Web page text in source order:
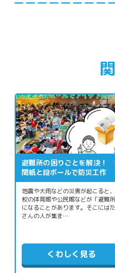
避難所の困りごとを解決！
聞紙と段ボールで防災工作
地震や大雨などの災害が起こると
校の体育館や公民館などが「避難所
になることがあります。そこには
さんの人が集ま…
くわしく見る